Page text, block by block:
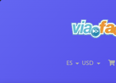
ES USD